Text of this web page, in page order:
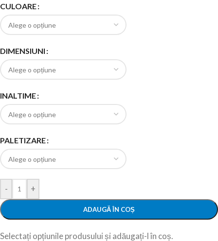
CULOARE
DIMENSIUNI
INALTIME
PALETIZARE
- +
ADAUGĂ ÎN COȘ
Selectați opțiunile produsului și adăugați-l în coș.